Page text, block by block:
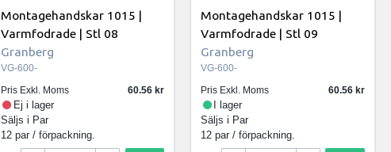
Montagehandskar 1015 |
Varmfodrade | Stl 08
Granberg
VG-600-
Pris Exkl. Moms
60.56
Ej i lager
Säljs i Par
12 par / förpackning.
Montagehandskar 1015 |
Varmfodrade | Stl 09
Granberg
VG-600-
Pris Exkl. Moms
60.56
I lager
Säljs i Par
12 par / förpackning.